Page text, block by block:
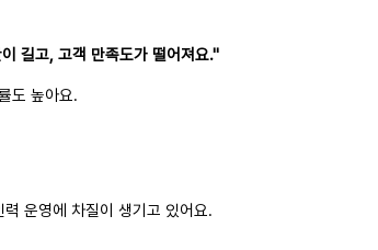
길고, 고객 만족도가 떨어져요."
도 높아요.
운영에 차질이 생기고 있어요.